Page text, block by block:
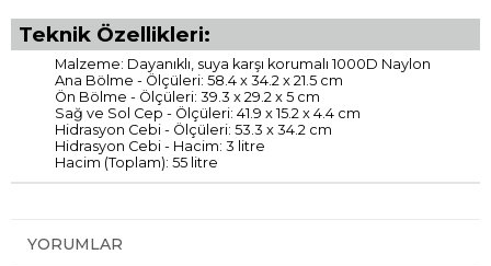
Teknik Özellikleri:
Malzeme: Dayanıklı, suya karşı korumalı 1000D Naylon
Ana Bölme - Ölçüleri: 58.4 x 34.2 x 21.5 cm
Ön Bölme - Ölçüleri: 39.3 x 29.2 x 5 cm
Sağ ve Sol Cep - Ölçüleri: 41.9 x 15.2 x 4.4 cm
Hidrasyon Cebi - Ölçüleri: 53.3 x 34.2 cm
Hidrasyon Cebi - Hacim: 3 litre
Hacim (Toplam): 55 litre
YORUMLAR